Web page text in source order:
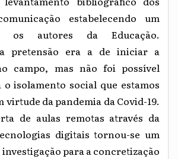
estabelecendo um
os autores da Educação.
pretensão era a de iniciar a
campo, mas não foi possível
isolamento social que estamos
virtude da pandemia da Covid-19.
de aulas remotas através da
digitais tornou-se um
para a concretização